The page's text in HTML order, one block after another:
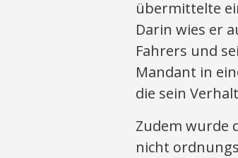
übermittelte
Darin wies er
Fahrers und
Mandant in
die sein
Zudem wurde
nicht